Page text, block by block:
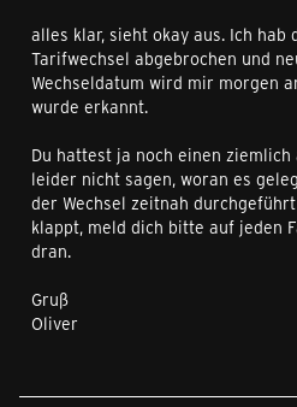
alles klar, sieht okay aus. Ich hab
Tarifwechsel abgebrochen und
Wechseldatum wird mir morgen
wurde erkannt.
Du hattest ja noch einen
leider nicht sagen, woran es
der Wechsel zeitnah
klappt, meld dich bitte auf jeden
dran.
Gruß
Oliver